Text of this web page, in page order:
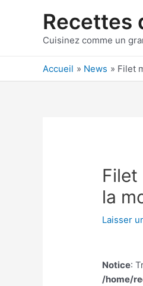
Recettes
Cuisinez comme un
Accueil News Filet
Filet
la
Laisser
Notice:
/home/